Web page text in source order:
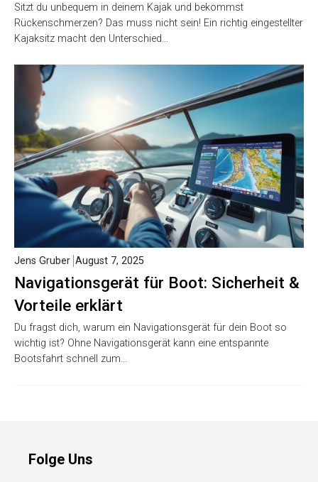
Sitzt du unbequem in deinem Kajak und bekommst
Rückenschmerzen? Das muss nicht sein! Ein richtig eingestellter
Kajaksitz macht den Unterschied…
Navigationsgerät für Boot: Sicherheit &
Vorteile erklärt
Jens Gruber August 7, 2025
Du fragst dich, warum ein Navigationsgerät für dein Boot so
wichtig ist? Ohne Navigationsgerät kann eine entspannte
Bootsfahrt schnell zum…
Folge Uns